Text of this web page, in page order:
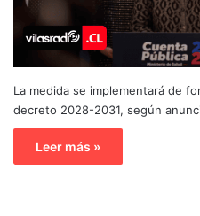
La medida se implementará de
decreto 2028-2031, según
Leer más »